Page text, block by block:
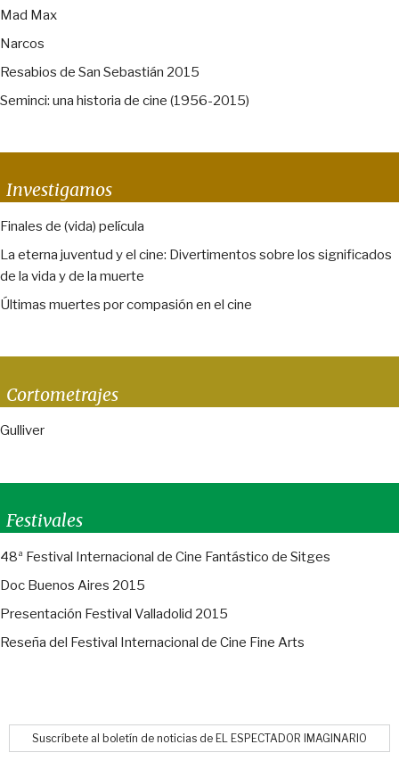
Mad Max
Narcos
Resabios de San Sebastián 2015
Seminci: una historia de cine (1956-2015)
Investigamos
Finales de (vida) película
La eterna juventud y el cine: Divertimentos sobre los significados
de la vida y de la muerte
Últimas muertes por compasión en el cine
Cortometrajes
Gulliver
Festivales
48ª Festival Internacional de Cine Fantástico de Sitges
Doc Buenos Aires 2015
Presentación Festival Valladolid 2015
Reseña del Festival Internacional de Cine Fine Arts
Suscríbete al boletín de noticias de EL ESPECTADOR IMAGINARIO